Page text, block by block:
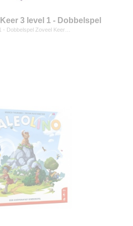
3 level 1 - Dobbelspel
- Dobbelspel Zoveel Keer…